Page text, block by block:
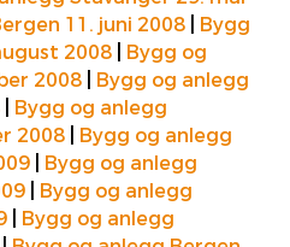
11. juni 2008
Bygg
2008
Bygg og
2008
Bygg og anlegg
Bygg og anlegg
2008
Bygg og anlegg
Bygg og anlegg
Bygg og anlegg
Bygg og anlegg